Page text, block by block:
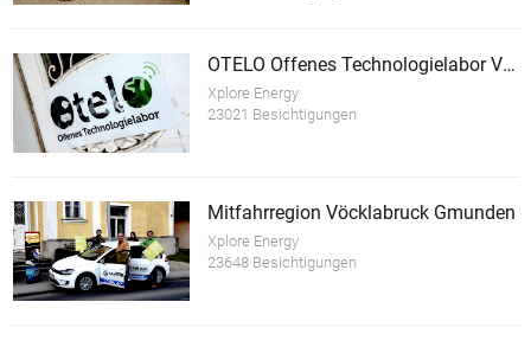
OTELO Offenes Technologielabor Vöcklabruck
Xplore Energy
23021 Besichtigungen
Mitfahrregion Vöcklabruck Gmunden
Xplore Energy
23648 Besichtigungen